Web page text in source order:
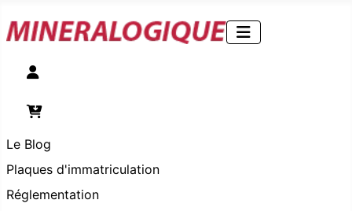
Le Blog
Plaques d'immatriculation
Réglementation